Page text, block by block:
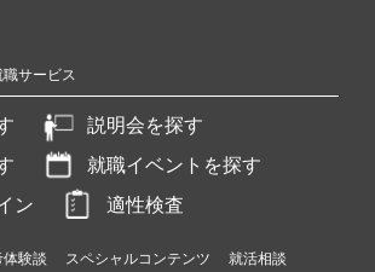
職サービス
説明会を探す
就職イベントを探す
ン
適性検査
体験談 スペシャルコンテンツ
就活相談